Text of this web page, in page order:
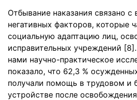
Отбывание наказания связано с
негативных факторов, которые
социальную адаптацию лиц,
исправительных учреждений
нами научно-практическое
показало, что 62,3 %
получали помощь в трудовом и
устройстве после